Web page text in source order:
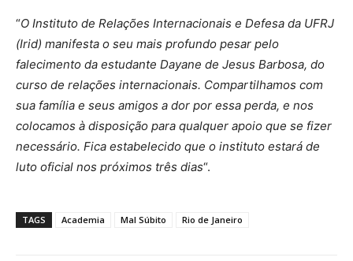
“O Instituto de Relações Internacionais e Defesa da UFRJ
(Irid) manifesta o seu mais profundo pesar pelo
falecimento da estudante Dayane de Jesus Barbosa, do
curso de relações internacionais. Compartilhamos com
sua família e seus amigos a dor por essa perda, e nos
colocamos à disposição para qualquer apoio que se fizer
necessário. Fica estabelecido que o instituto estará de
luto oficial nos próximos três dias“.
TAGS Academia Mal Súbito Rio de Janeiro